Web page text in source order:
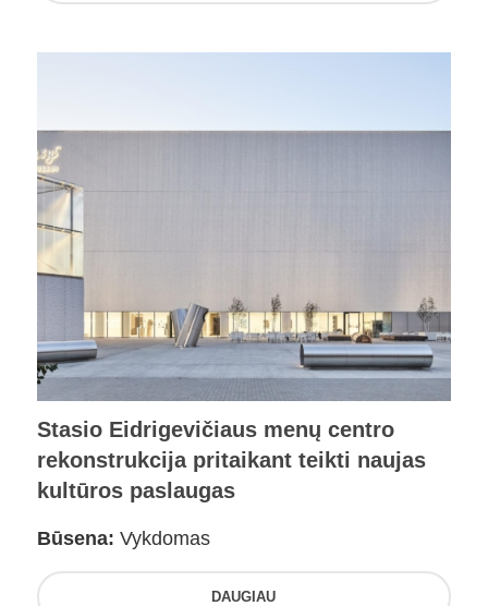
Stasio Eidrigevičiaus menų centro
rekonstrukcija pritaikant teikti naujas
kultūros paslaugas
Būsena: Vykdomas
DAUGIAU